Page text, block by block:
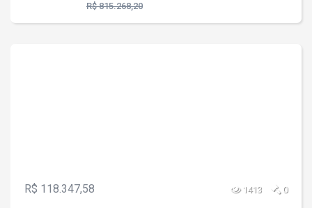
R$ 815.268,20
R$ 118.347,58 1413 0